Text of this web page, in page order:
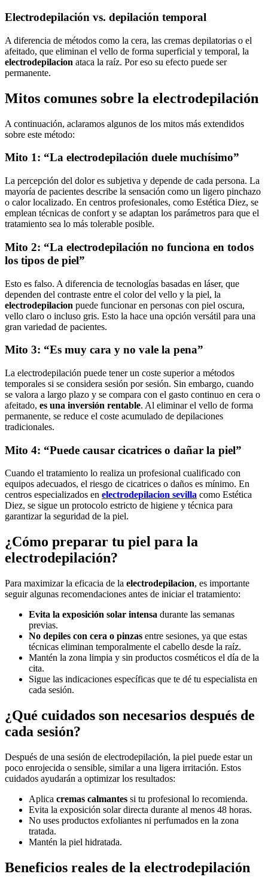
Electrodepilación vs. depilación temporal
A diferencia de métodos como la cera, las cremas depilatorias o el
afeitado, que eliminan el vello de forma superficial y temporal, la
electrodepilacion ataca la raíz. Por eso su efecto puede ser
permanente.
Mitos comunes sobre la electrodepilación
A continuación, aclaramos algunos de los mitos más extendidos
sobre este método:
Mito 1: “La electrodepilación duele muchísimo”
La percepción del dolor es subjetiva y depende de cada persona. La
mayoría de pacientes describe la sensación como un ligero pinchazo
o calor localizado. En centros profesionales, como Estética Diez, se
emplean técnicas de confort y se adaptan los parámetros para que el
tratamiento sea lo más tolerable posible.
Mito 2: “La electrodepilación no funciona en todos
los tipos de piel”
Esto es falso. A diferencia de tecnologías basadas en láser, que
dependen del contraste entre el color del vello y la piel, la
electrodepilacion puede funcionar en personas con piel oscura,
vello claro o incluso gris. Esto la hace una opción versátil para una
gran variedad de pacientes.
Mito 3: “Es muy cara y no vale la pena”
La electrodepilación puede tener un coste superior a métodos
temporales si se considera sesión por sesión. Sin embargo, cuando
se valora a largo plazo y se compara con el gasto continuo en cera o
afeitado, es una inversión rentable. Al eliminar el vello de forma
permanente, se reduce el coste acumulado de depilaciones
tradicionales.
Mito 4: “Puede causar cicatrices o dañar la piel”
Cuando el tratamiento lo realiza un profesional cualificado con
equipos adecuados, el riesgo de cicatrices o daños es mínimo. En
centros especializados en electrodepilacion sevilla como Estética
Diez, se sigue un protocolo estricto de higiene y técnica para
garantizar la seguridad de la piel.
¿Cómo preparar tu piel para la
electrodepilación?
Para maximizar la eficacia de la electrodepilacion, es importante
seguir algunas recomendaciones antes de iniciar el tratamiento:
Evita la exposición solar intensa durante las semanas
previas.
No depiles con cera o pinzas entre sesiones, ya que estas
técnicas eliminan temporalmente el cabello desde la raíz.
Mantén la zona limpia y sin productos cosméticos el día de la
cita.
Sigue las indicaciones específicas que te dé tu especialista en
cada sesión.
¿Qué cuidados son necesarios después de
cada sesión?
Después de una sesión de electrodepilación, la piel puede estar un
poco enrojecida o sensible, similar a una ligera irritación. Estos
cuidados ayudarán a optimizar los resultados:
Aplica cremas calmantes si tu profesional lo recomienda.
Evita la exposición solar directa durante al menos 48 horas.
No uses productos exfoliantes ni perfumados en la zona
tratada.
Mantén la piel hidratada.
Beneficios reales de la electrodepilación